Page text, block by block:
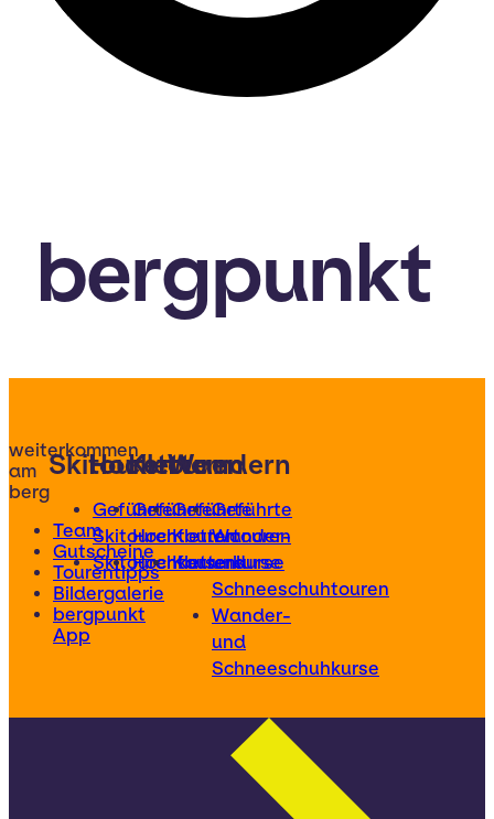
bergpunkt
weiterkommen
am
berg
Team
Gutscheine
Tourentipps
Bildergalerie
bergpunkt
App
Skitouren
Geführte
Skitouren
Skitourenkurse
Hochtouren
Geführte
Hochtouren
Hochtourenkurse
Klettern
Geführte
Klettertouren
Kletterkurse
Wandern
Geführte
Wander-
und
Schneeschuhtouren
Wander-
und
Schneeschuhkurse